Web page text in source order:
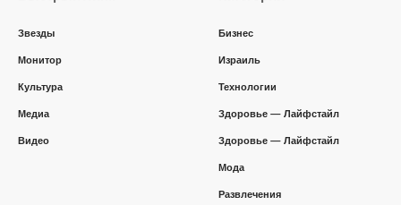
Звезды
Монитор
Культура
Медиа
Видео
Бизнес
Израиль
Технологии
Здоровье — Лайфстайл
Здоровье — Лайфстайл
Мода
Развлечения